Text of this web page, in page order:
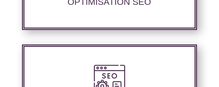
OPTIMISATION SEO
Nous proposons un suivi et un rapport de